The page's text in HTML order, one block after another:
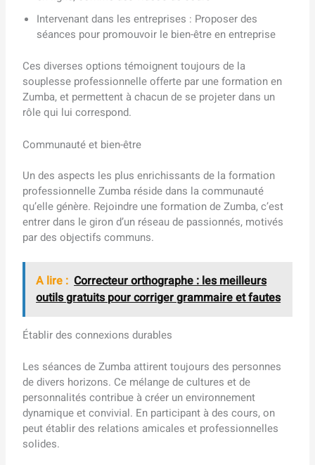
Intervenant dans les entreprises : Proposer des
séances pour promouvoir le bien-être en entreprise
Ces diverses options témoignent toujours de la
souplesse professionnelle offerte par une formation en
Zumba, et permettent à chacun de se projeter dans un
rôle qui lui correspond.
Communauté et bien-être
Un des aspects les plus enrichissants de la formation
professionnelle Zumba réside dans la communauté
qu’elle génère. Rejoindre une formation de Zumba, c’est
entrer dans le giron d’un réseau de passionnés, motivés
par des objectifs communs.
A lire : Correcteur orthographe : les meilleurs
outils gratuits pour corriger grammaire et fautes
Établir des connexions durables
Les séances de Zumba attirent toujours des personnes
de divers horizons. Ce mélange de cultures et de
personnalités contribue à créer un environnement
dynamique et convivial. En participant à des cours, on
peut établir des relations amicales et professionnelles
solides.